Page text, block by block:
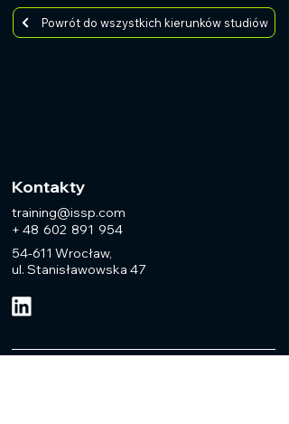
Powrót do wszystkich kierunków studiów
Kontakty
training@issp.com
+ 48 602 891 954
54-611 Wrocław,
ul. Stanisławowska 47